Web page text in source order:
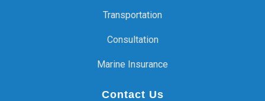
Transportation
Consultation
Marine Insurance
Contact Us